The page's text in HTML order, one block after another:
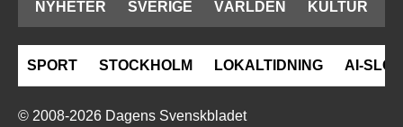
NYHETER SVERIGE VÄRLDEN KULTUR
SPORT STOCKHOLM LOKALTIDNING AI-SLOP
© 2008-2026 Dagens Svenskbladet